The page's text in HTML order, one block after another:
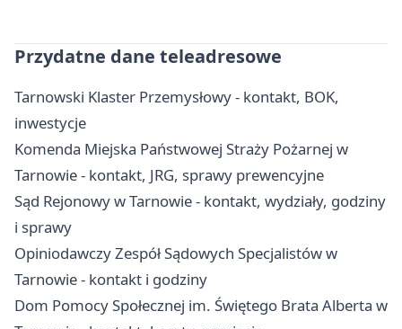
Przydatne dane teleadresowe
Tarnowski Klaster Przemysłowy - kontakt, BOK,
inwestycje
Komenda Miejska Państwowej Straży Pożarnej w
Tarnowie - kontakt, JRG, sprawy prewencyjne
Sąd Rejonowy w Tarnowie - kontakt, wydziały, godziny
i sprawy
Opiniodawczy Zespół Sądowych Specjalistów w
Tarnowie - kontakt i godziny
Dom Pomocy Społecznej im. Świętego Brata Alberta w